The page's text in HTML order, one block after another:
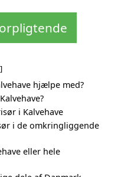
hjælpe med?
i Kalvehave
i de omkringliggende
eller hele